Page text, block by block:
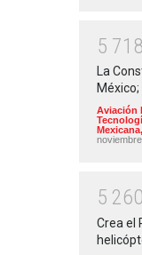
5 71 8
La
Aviación
Mexicana,
5 260
Crea el